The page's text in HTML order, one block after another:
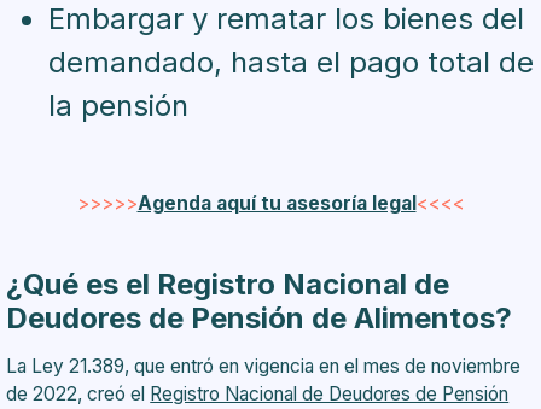
Embargar y rematar los bienes del
demandado, hasta el pago total de
la pensión
>>>>>Agenda aquí tu asesoría legal <<<<
¿Qué es el Registro Nacional de
Deudores de Pensión de Alimentos?
La Ley 21.389, que entró en vigencia en el mes de noviembre
de 2022, creó el Registro Nacional de Deudores de Pensión